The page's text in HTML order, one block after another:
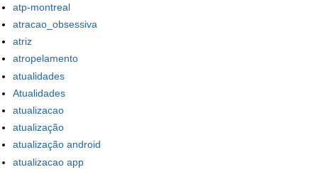
atp-montreal
atracao_obsessiva
atriz
atropelamento
atualidades
Atualidades
atualizacao
atualização
atualização android
atualizacao app